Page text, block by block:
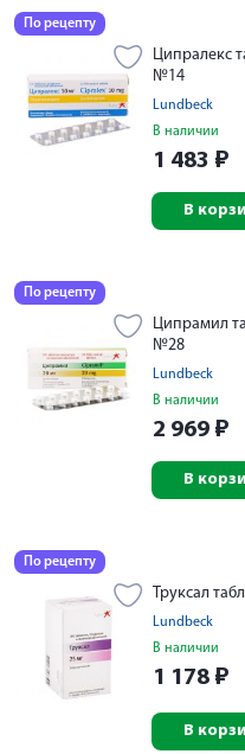
По рецепту
Ципралекс
№14
Lundbeck
В наличии
1 483 ₽
В
По рецепту
Ципрамил
№28
Lundbeck
В наличии
2 969 ₽
В
По рецепту
Труксал
Lundbeck
В наличии
1 178 ₽
В